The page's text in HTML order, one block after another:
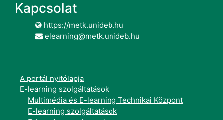
Kapcsolat
https://metk.unideb.hu
elearning@metk.unideb.hu
A portál nyitólapja
E-learning szolgáltatások
Multimédia és E-learning Technikai Központ
E-learning szolgáltatások